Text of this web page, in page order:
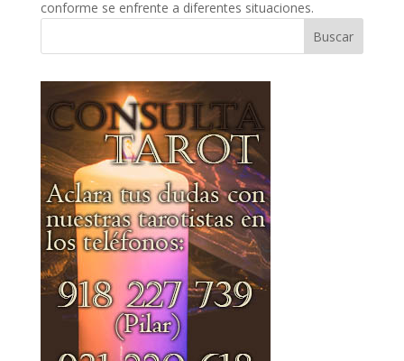
conforme se enfrente a diferentes situaciones.